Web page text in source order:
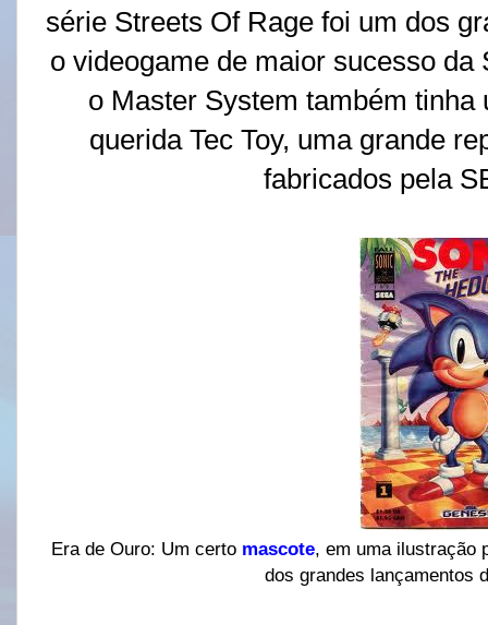
série Streets Of Rage foi um dos
o videogame de maior sucesso da
o Master System também
querida Tec Toy, uma grande
fabricados pela
Era de Ouro: Um certo mascote, em uma ilustração
dos grandes lançamentos